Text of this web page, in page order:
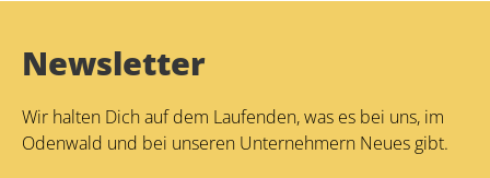
Newsletter
Wir halten Dich auf dem Laufenden, was es bei uns, im
Odenwald und bei unseren Unternehmern Neues gibt.